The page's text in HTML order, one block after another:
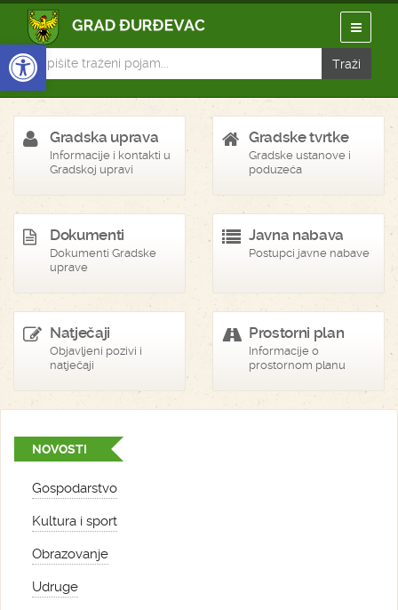
Open toolbar
Gradska uprava
Informacije i kontakti u
Gradskoj upravi
Gradske tvrtke
Gradske ustanove i
poduzeća
Dokumenti
Dokumenti Gradske
uprave
Javna nabava
Postupci javne nabave
Natječaji
Objavljeni pozivi i
natječaji
Prostorni plan
Informacije o
prostornom planu
NOVOSTI
Gospodarstvo
Kultura i sport
Obrazovanje
Udruge